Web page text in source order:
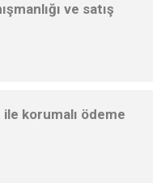
ve satış
korumalı ödeme